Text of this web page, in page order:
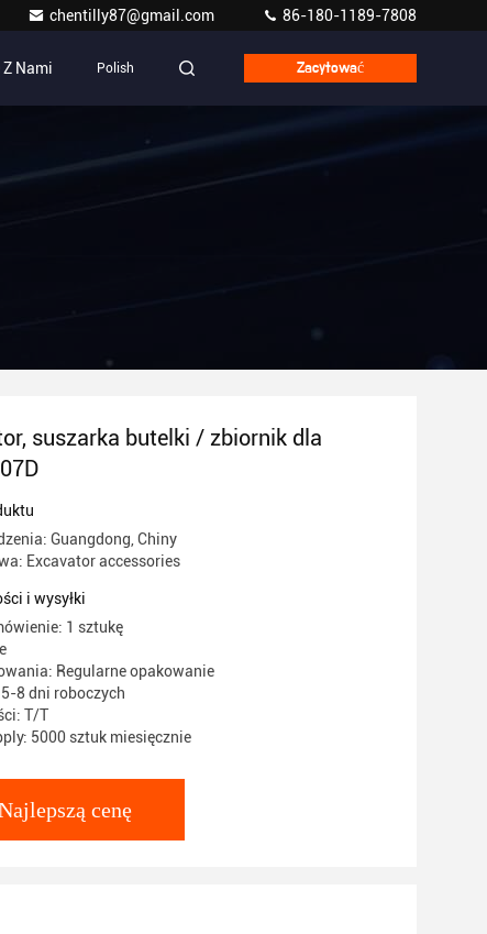
chentilly87@gmail.com 86-180-1189-7808
Nami Polish Zacytować
suszarka butelki / zbiornik dla
Guangdong, Chiny
Excavator accessories
i wysyłki
1 sztukę
Regularne opakowanie
8 dni roboczych
T/T
5000 sztuk miesięcznie
cenę